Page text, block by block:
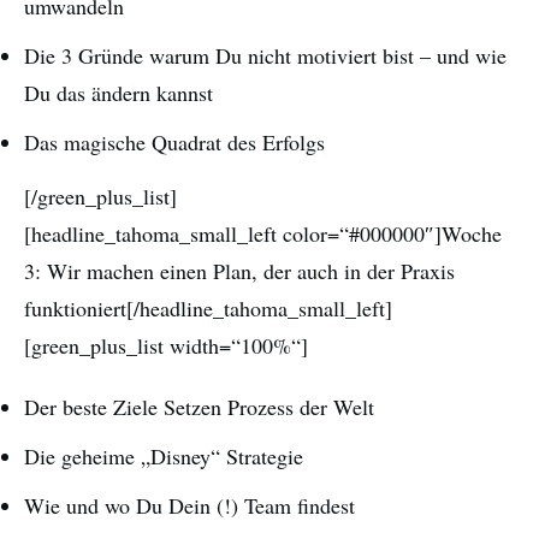
umwandeln
Die 3 Gründe warum Du nicht motiviert bist – und wie
Du das ändern kannst
Das magische Quadrat des Erfolgs
[/green_plus_list]
[headline_tahoma_small_left color=“#000000″]Woche
3: Wir machen einen Plan, der auch in der Praxis
funktioniert[/headline_tahoma_small_left]
[green_plus_list width=“100%“]
Der beste Ziele Setzen Prozess der Welt
Die geheime „Disney“ Strategie
Wie und wo Du Dein (!) Team findest